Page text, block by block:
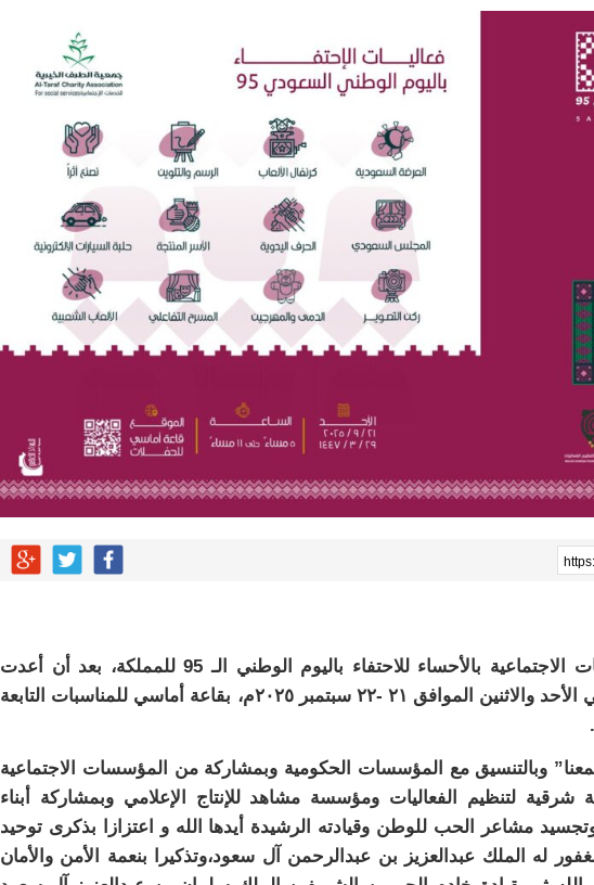
مشروع صندوق “الوقف الإسعافي” للهلال الأحمر السعودي
بوسيتش مديرا فنيًا لـ الأهلي
اتخاذ الإجراءات النظامية بحق صيدلي للإساءة لمواطن
تستعد جمعية الطرف الخيرية للخدمات الاجتماعية بالأحساء للاحتفاء باليوم الوطني الـ 95 للمملكة، بعد أن أعدت
حزمة متنوعة من الفعاليات وذلك يومي الأحد والاثنين الموافق ٢١ -٢٢ سبتمبر ٢٠٢٥م، بقاعة أماسي للمناسبات التابعة
وبالتنسيق مع المؤسسات الحكومية وبمشاركة من المؤسسات الاجتماعية
شرقية لتنظيم الفعاليات ومؤسسة مشاهد للإنتاج الإعلامي وبمشاركة أبناء
وتجسيد مشاعر الحب للوطن وقيادته الرشيدة أيدها الله و اعتزازا بذكرى توحيد
له الملك عبدالعزيز بن عبدالرحمن آل سعود،وتذكيرا بنعمة الأمن والأمان